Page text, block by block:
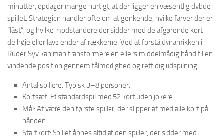
minutter, opdager mange hurtigt, at der ligger en væsentlig dybde i
spillet. Strategien handler ofte om at genkende, hvilke farver der er
“låst”, og hvilke modstandere der sidder med de afgørende kort i
de høje eller lave ender af rækkerne. Ved at forstå dynamikken i
Ruder Syv kan man transformere en ellers middelmådig hånd til en
vindende position gennem tålmodighed og rettidig udspilning.
Antal spillere: Typisk 3–8 personer.
Kortsæt: Et standardspil med 52 kort uden jokere.
Mål: At være den første spiller, der slipper af med alle kort på
hånden.
Startkort: Spillet åbnes altid af den spiller, der sidder med